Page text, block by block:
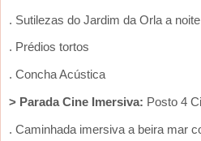
. Sutilezas do Jardim da Orla a noite
. Prédios tortos
. Concha Acústica
> Parada Cine Imersiva: Posto 4
. Caminhada imersiva a beira mar